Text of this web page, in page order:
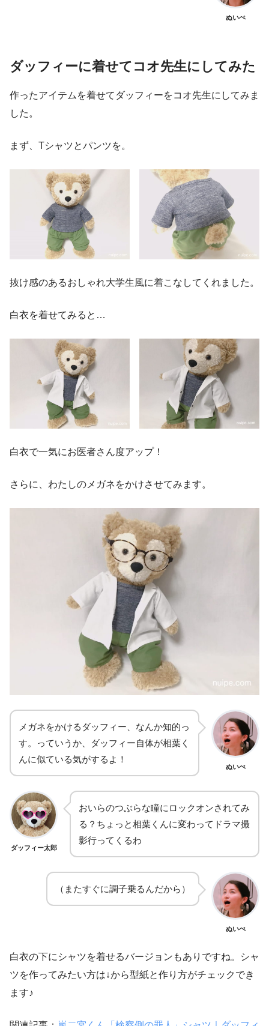
ぬいぺ
ダッフィーに着せてコオ先生にしてみた
作ったアイテムを着せてダッフィーをコオ先生にしてみま
した。
まず、 Tシャツとパンツを。
抜け感のあるおしゃれ大学生風に着こなしてくれました。
白衣を着せてみると …
白衣で一気にお医者さん度アップ！
さらに、わたしのメガネをかけさせてみます。
メガネをかけるダッフィー、なんか知的っ
す。っていうか、ダッフィー自体が相葉く
んに似ている気がするよ！
ぬいぺ
ダッフィー太郎
おいらのつぶらな瞳にロックオンされてみ
る？ちょっと相葉くんに変わってドラマ撮
影行ってくるわ
（またすぐに調子乗るんだから）
ぬいぺ
白衣の下にシャツを着せるバージョンもありですね。シャ
ツを作ってみたい方は↓から型紙と作り方がチェックでき
ます♪